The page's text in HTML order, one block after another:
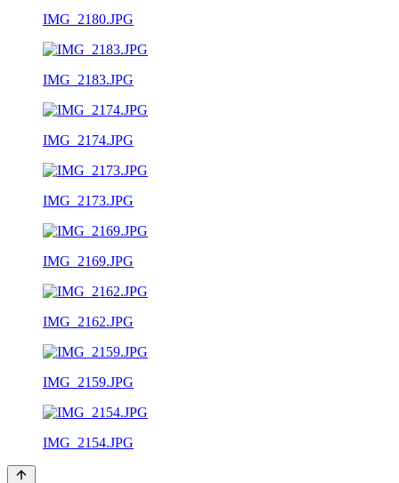
IMG_2180.JPG
IMG_2183.JPG
IMG_2174.JPG
IMG_2173.JPG
IMG_2169.JPG
IMG_2162.JPG
IMG_2159.JPG
IMG_2154.JPG